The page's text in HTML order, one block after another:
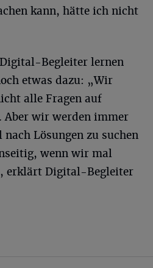
kann, hätte ich nicht
Begleiter lernen
etwas dazu: „Wir
alle Fragen auf
Aber wir werden immer
Lösungen zu suchen
wenn wir mal
erklärt Digital-Begleiter